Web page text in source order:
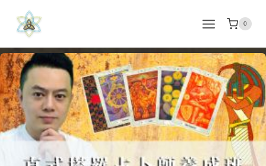
0